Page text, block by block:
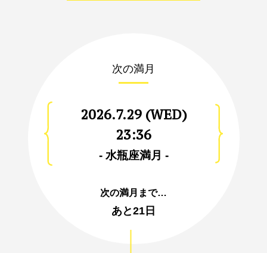
次の満月
2026.7.29 (WED)
23:36
- 水瓶座満月 -
次の満月まで…
あと21日